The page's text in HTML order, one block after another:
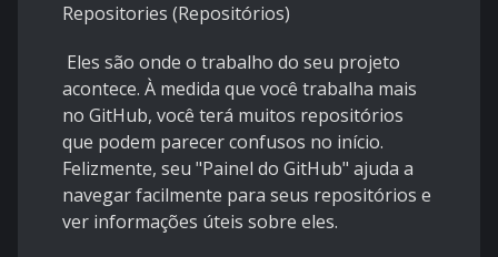
Repositories (Repositórios)
Eles são onde o trabalho do seu projeto
acontece. À medida que você trabalha mais
no GitHub, você terá muitos repositórios
que podem parecer confusos no início.
Felizmente, seu "Painel do GitHub" ajuda a
navegar facilmente para seus repositórios e
ver informações úteis sobre eles.